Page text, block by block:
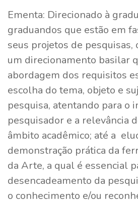
Ementa: Direcionado à
graduandos que estão em
seus projetos de pesquisas,
um direcionamento basilar
abordagem dos requisitos
escolha do tema, objeto e
pesquisa, atentando para o
pesquisador e a relevância
âmbito acadêmico; até a
demonstração prática da
da Arte, a qual é essencial
desencadeamento da
o conhecimento e/ou